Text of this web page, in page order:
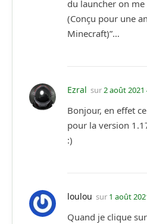
du launcher on
(Conçu pour une
Minecraft)”…
Ezral sur2 août 2021
Bonjour, en effet
pour la version
:)
loulou sur 1 août
Quand je clique